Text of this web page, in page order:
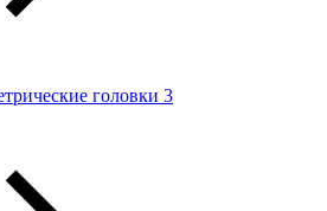
головки 3